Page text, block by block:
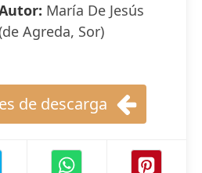
María De Jesús
Agreda, Sor)
de descarga